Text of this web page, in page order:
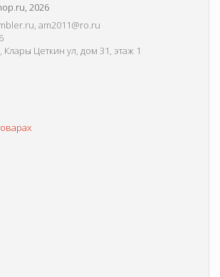
, 2026
am2011@ro.ru
Клары Цеткин ул, дом 31, этаж 1